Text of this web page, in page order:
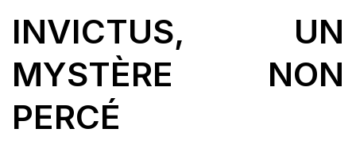
INVICTUS, UN
MYSTÈRE NON
PERCÉ